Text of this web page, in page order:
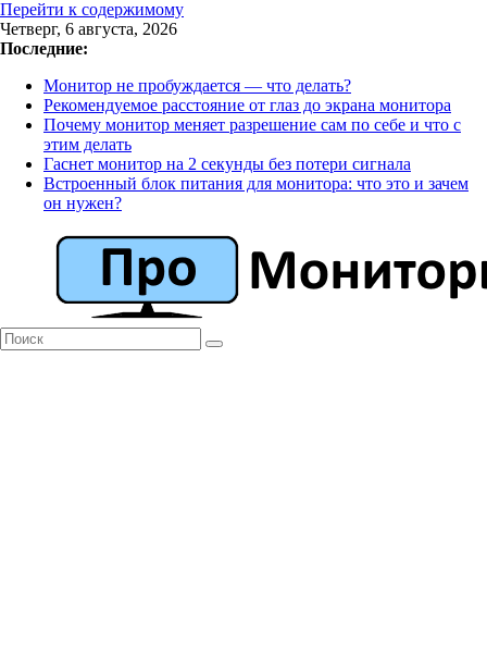
Перейти к содержимому
Четверг, 6 августа, 2026
Последние:
Монитор не пробуждается — что делать?
Рекомендуемое расстояние от глаз до экрана монитора
Почему монитор меняет разрешение сам по себе и что с
этим делать
Гаснет монитор на 2 секунды без потери сигнала
Встроенный блок питания для монитора: что это и зачем
он нужен?